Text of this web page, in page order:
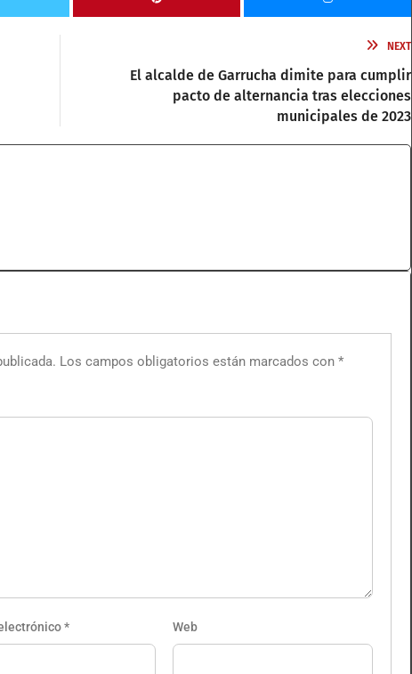
NEXT
El alcalde de Garrucha dimite para cumplir
pacto de alternancia tras elecciones
municipales de 2023
Los campos obligatorios están marcados con *
* Web